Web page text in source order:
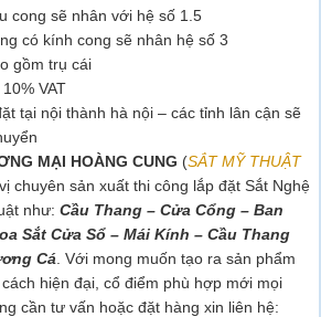
cong sẽ nhân với hệ số 1.5
có kính cong sẽ nhân hệ số 3
gồm trụ cái
VAT
tại nội thành hà nội – các tỉnh lân cận sẽ
MẠI HOÀNG CUNG (SẮT MỸ THUẬT
chuyên sản xuất thi công lắp đặt Sắt Nghệ
như: Cầu Thang – Cửa Cổng – Ban
Sắt Cửa Sổ – Mái Kính – Cầu Thang
Cá . Với mong muốn tạo ra sản phẩm
hiện đại, cổ điểm phù hợp mới mọi
cần tư vấn hoặc đặt hàng xin liên hệ: